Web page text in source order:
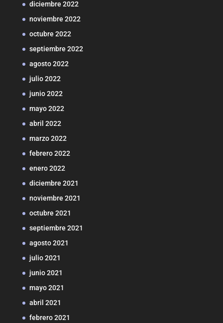
diciembre 2022
noviembre 2022
octubre 2022
septiembre 2022
agosto 2022
julio 2022
junio 2022
mayo 2022
abril 2022
marzo 2022
febrero 2022
enero 2022
diciembre 2021
noviembre 2021
octubre 2021
septiembre 2021
agosto 2021
julio 2021
junio 2021
mayo 2021
abril 2021
febrero 2021